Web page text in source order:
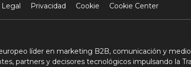
Legal Privacidad Cookie Cookie Center
líder en marketing B2B, comunicación y
partners y decisores tecnológicos impulsando la